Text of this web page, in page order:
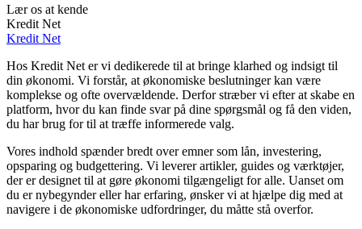
Lær os at kende
Kredit Net
Kredit Net
Hos Kredit Net er vi dedikerede til at bringe klarhed og indsigt til
din økonomi. Vi forstår, at økonomiske beslutninger kan være
komplekse og ofte overvældende. Derfor stræber vi efter at skabe en
platform, hvor du kan finde svar på dine spørgsmål og få den viden,
du har brug for til at træffe informerede valg.
Vores indhold spænder bredt over emner som lån, investering,
opsparing og budgettering. Vi leverer artikler, guides og værktøjer,
der er designet til at gøre økonomi tilgængeligt for alle. Uanset om
du er nybegynder eller har erfaring, ønsker vi at hjælpe dig med at
navigere i de økonomiske udfordringer, du måtte stå overfor.